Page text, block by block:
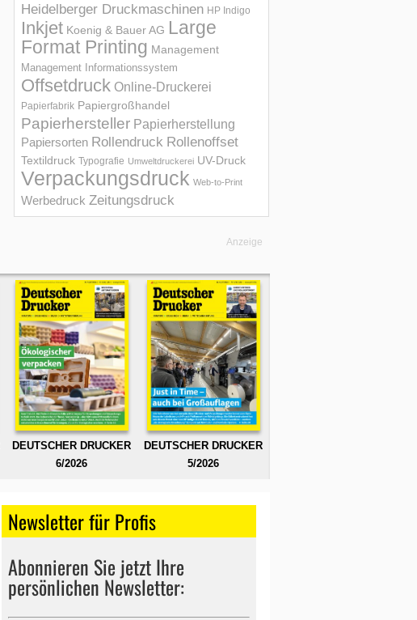
Heidelberger Druckmaschinen HP Indigo
Inkjet Koenig & Bauer AG Large
Format Printing Management
Management Informations­system
Offsetdruck Online-Druckerei
Papierfabrik Papiergroßhandel
Papierhersteller Papierherstellung
Papiersorten Rollendruck Rollenoffset
Textildruck Typografie Umweltdruckerei UV-Druck
Verpackungsdruck Web-to-Print
Werbedruck Zeitungsdruck
Anzeige
DEUTSCHER DRUCKER
6/2026
DEUTSCHER DRUCKER
5/2026
Newsletter für Profis
Abonnieren Sie jetzt Ihre
persönlichen Newsletter: